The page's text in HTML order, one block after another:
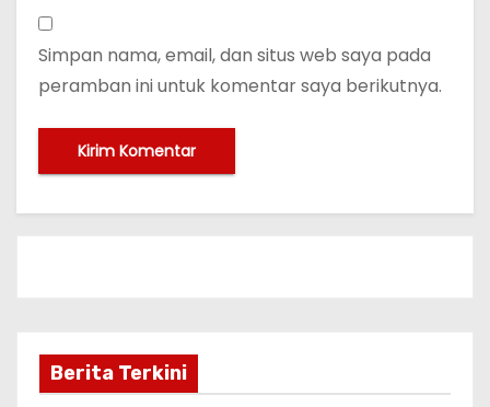
Simpan nama, email, dan situs web saya pada
peramban ini untuk komentar saya berikutnya.
Berita Terkini